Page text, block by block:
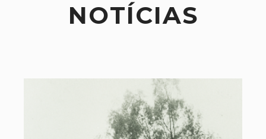
NOTÍCIAS